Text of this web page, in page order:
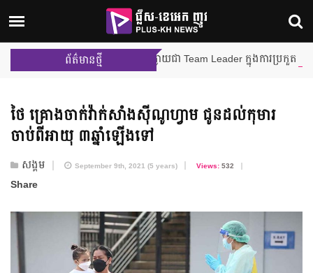
ព័ត៌មានថ្មី
ម៉ីលីង និង នីហឫទ័យ នឹងក្លាយជា Team Leader ក្នុងការប្រកួតជាក្រុមលើកដំ
ថៃ គ្រោង​ចាក់វ៉ាក់សាំង​ស៊ីណូហ្វាម ជូនដល់​កុមារ​
ចាប់ពី​អាយុ ៣ឆ្នាំឡើងទៅ
សង្គម September 9th, 2021 (5 years) Views:532
Share